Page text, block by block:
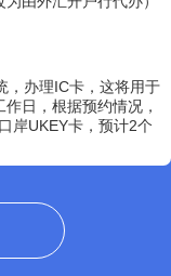
，办理IC卡，这将用于
日，根据预约情况，
岸UKEY卡，预计2个